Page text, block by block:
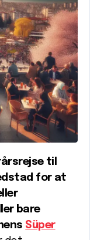
til
for at
bare
Süper